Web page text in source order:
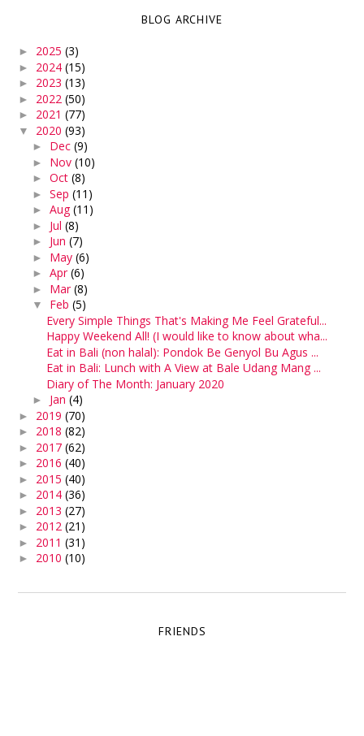
BLOG ARCHIVE
► 2025(3)
► 2024(15)
► 2023(13)
► 2022(50)
► 2021(77)
▼ 2020(93)
► Dec(9)
► Nov(10)
►Oct(8)
►Sep(11)
►Aug(11)
► Jul(8)
► Jun(7)
► May(6)
►Apr(6)
► Mar(8)
▼ Feb(5)
Every Simple Things That's Making Me Feel Grateful...
Happy Weekend All! (I would like to know about wha...
Eat in Bali (non halal): Pondok Be Genyol Bu Agus ...
Eat in Bali: Lunch with A View at Bale Udang Mang ...
Diary of The Month: January 2020
► Jan(4)
► 2019(70)
► 2018(82)
► 2017(62)
► 2016(40)
► 2015(40)
► 2014(36)
► 2013(27)
► 2012(21)
► 2011(31)
► 2010(10)
FRIENDS